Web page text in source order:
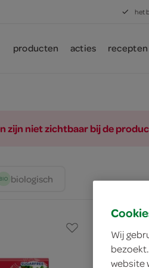
het
producten acties recepten
zijn niet zichtbaar bij de
biologisch
Wij
website